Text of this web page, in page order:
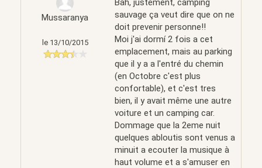
Mussaranya
le 13/10/2015
Bah, justement, camping
sauvage ça veut dire que on ne
doit prevenir personne!!
Moi j'ai dormí 2 fois a cet
emplacement, mais au parking
que il y a a l'entré du chemin
(en Octobre c'est plus
confortable), et c'est tres
bien, il y avait même une autre
voiture et un camping car.
Dommage que la 2eme nuit
quelques abloutis sont venus a
minuit a ecouter la musique à
haut volume et a s'amuser en